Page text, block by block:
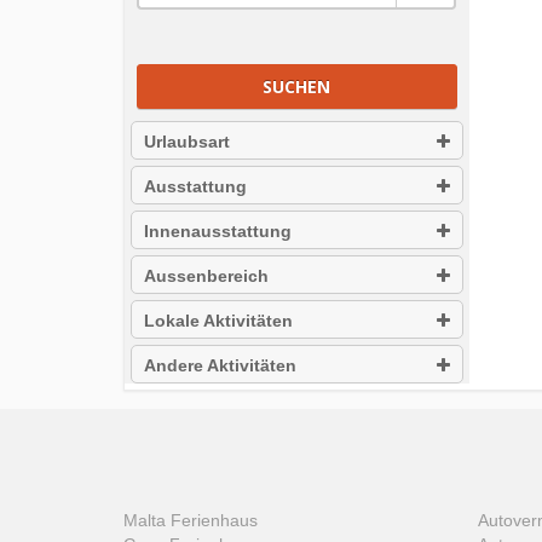
SUCHEN
Urlaubsart
Ausstattung
Innenausstattung
Aussenbereich
Lokale Aktivitäten
Andere Aktivitäten
Malta Ferienhaus